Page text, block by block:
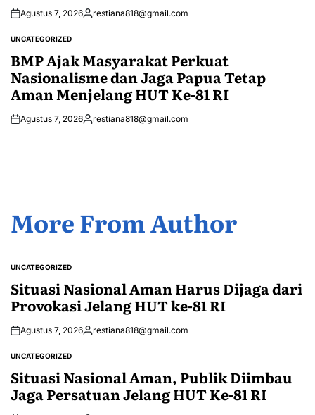
Agustus 7, 2026Posted
restiana818@gmail.com
POSTED
UNCATEGORIZED
BMP Ajak Masyarakat Perkuat
Nasionalisme dan Jaga Papua Tetap
Aman Menjelang HUT Ke-81 RI
Agustus 7, 2026Posted
restiana818@gmail.com
More From Author
POSTED
UNCATEGORIZED
Situasi Nasional Aman Harus Dijaga dari
Provokasi Jelang HUT ke-81 RI
Agustus 7, 2026Posted
restiana818@gmail.com
POSTED
UNCATEGORIZED
Situasi Nasional Aman, Publik Diimbau
Jaga Persatuan Jelang HUT Ke-81 RI